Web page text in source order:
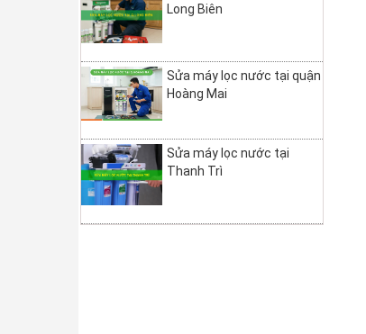
Long Biên
Sửa máy lọc nước tại quận
Hoàng Mai
Sửa máy lọc nước tại
Thanh Trì